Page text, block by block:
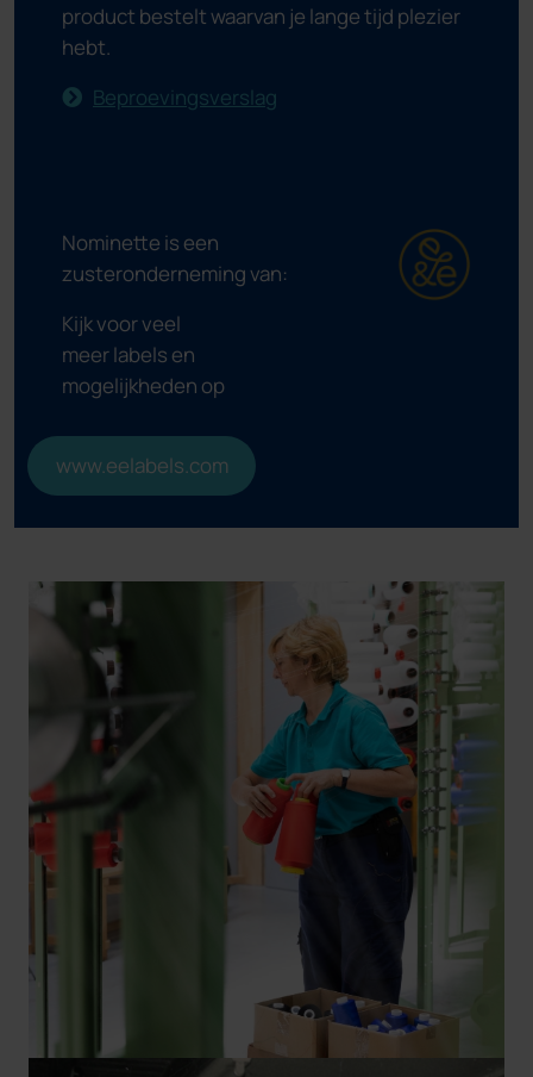
product bestelt waarvan je lange tijd plezier
hebt.
Beproevingsverslag
Nominette is een
zusteronderneming van:
Kijk voor veel
meer labels en
mogelijkheden op
www.eelabels.com